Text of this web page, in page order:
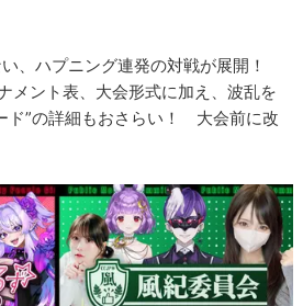
、ハプニング連発の対戦が展開！
メント表、大会形式に加え、波乱を
ド”の詳細もおさらい！ 大会前に改